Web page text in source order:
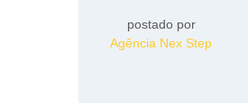
postado por
Agência Nex Step